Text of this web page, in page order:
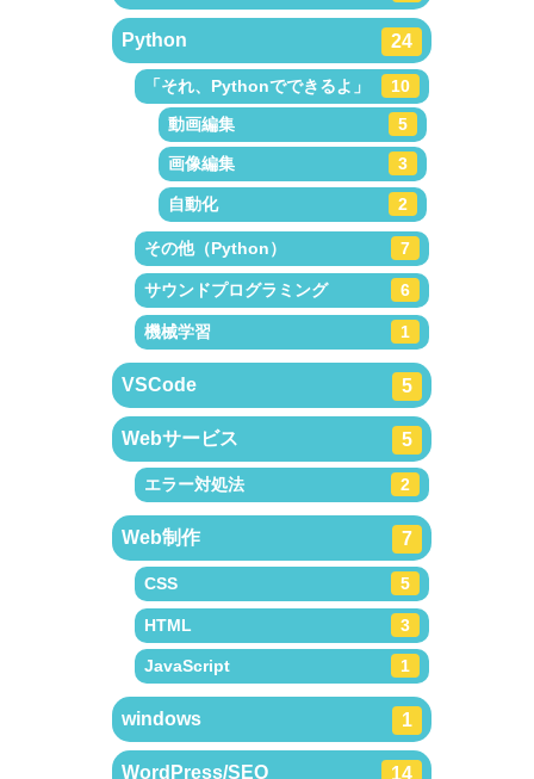
Python 24
「それ、Pythonでできるよ」
10
動画編集
5
画像編集 3
自動化 2
その他（Python） 7
サウンドプログラミング 6
機械学習 1
VSCode 5
Webサービス 5
エラー対処法 2
Web制作 7
CSS 5
HTML 3
JavaScript 1
windows 1
WordPress/SEO 14